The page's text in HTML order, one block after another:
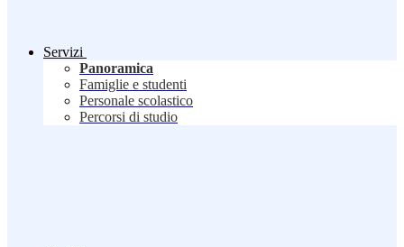
Servizi
Panoramica
Famiglie e studenti
Personale scolastico
Percorsi di studio